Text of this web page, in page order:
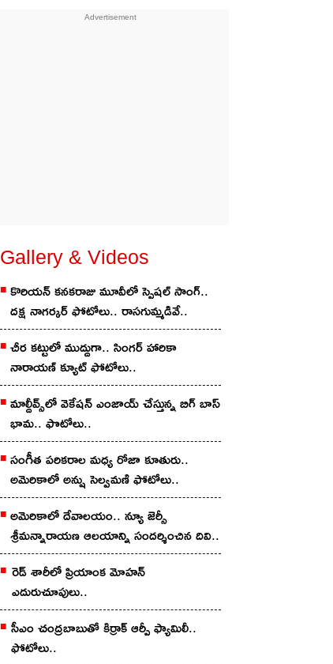
Gallery & Videos
కొరియ‌న్ కన‌క‌రాజు మూవీలో స్పెష‌ల్ సాంగ్‌..
దక్ష నాగర్కర్ ఫోటోలు.. రాస‌గుమ్మ‌డివే..
చీర క‌ట్టులో ముద్దుగా.. సింగ‌ర్ హారికా
నారాయణ్ క్యూట్ ఫోటోలు..
మాల్దీవ్స్‌లో వెకేషన్ ఎంజాయ్ చేస్తున్న బిగ్ బాస్
భామ.. ఫొటోలు..
సంగీత పరికరాల మధ్య రోజా కూతురు..
అమెరికాలో అన్షు సెల్వమణి ఫోటోలు..
అమెరికాలో దేవాలయం.. న్యూ జెర్సీ
శ్రీమన్నారాయణ ఆలయాన్ని సందర్శించిన దివి..
రెడ్ శారీలో ప్రియాంక మోహ‌న్
ఎదురుచూపులు..
సీఎం చంద్రబాబుతో కిర్రాక్ ఆర్పీ ఫ్యామిలీ..
ఫోటోలు..